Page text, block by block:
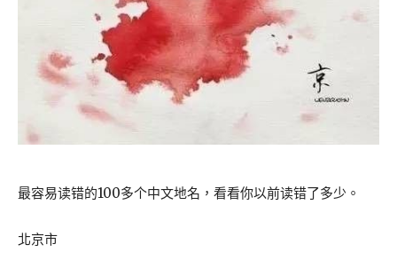
最容易读错的100多个中文地名，看看你以前读错了多少。
北京市